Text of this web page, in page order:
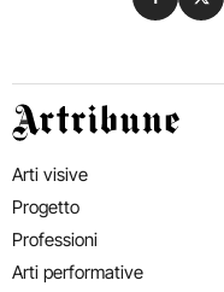
Artribune
Arti visive
Progetto
Professioni
Arti performative